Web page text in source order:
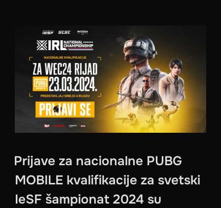
Prijave za nacionalne PUBG
MOBILE kvalifikacije za svetski
IeSF šampionat 2024 su